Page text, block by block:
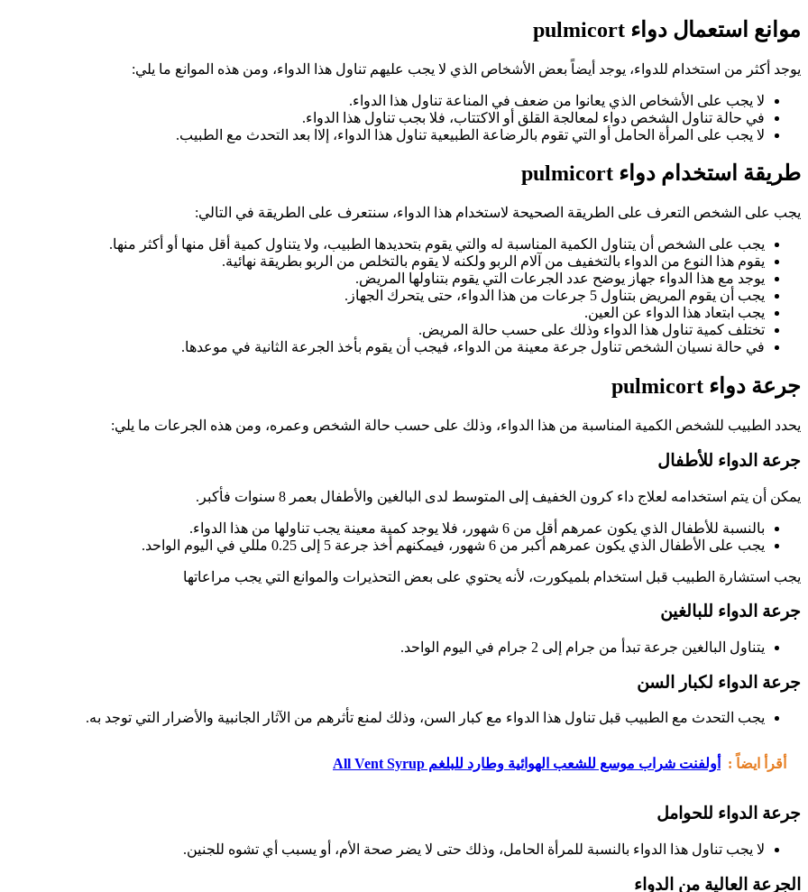
موانع استعمال دواء pulmicort
يوجد أكثر من استخدام للدواء، يوجد أيضاً بعض الأشخاص الذي لا يجب عليهم تناول هذا الدواء، ومن هذه الموانع ما يلي:
لا يجب على الأشخاص الذي يعانوا من ضعف في المناعة تناول هذا الدواء.
في حالة تناول الشخص دواء لمعالجة القلق أو الاكتتاب، فلا بجب تناول هذا الدواء.
لا يجب على المرأة الحامل أو التي تقوم بالرضاعة الطبيعية تناول هذا الدواء، إلاا بعد التحدث مع الطبيب.
طريقة استخدام دواء pulmicort
يجب على الشخص التعرف على الطريقة الصحيحة لاستخدام هذا الدواء، سنتعرف على الطريقة في التالي:
يجب على الشخص أن يتناول الكمية المناسبة له والتي يقوم بتحديدها الطبيب، ولا يتناول كمية أقل منها أو أكثر منها.
يقوم هذا النوع من الدواء بالتخفيف من آلام الربو ولكنه لا يقوم بالتخلص من الربو بطريقة نهائية.
يوجد مع هذا الدواء جهاز يوضح عدد الجرعات التي يقوم بتناولها المريض.
يجب أن يقوم المريض بتناول 5 جرعات من هذا الدواء، حتى يتحرك الجهاز.
يجب ابتعاد هذا الدواء عن العين.
تختلف كمية تناول هذا الدواء وذلك على حسب حالة المريض.
في حالة نسيان الشخص تناول جرعة معينة من الدواء، فيجب أن يقوم بأخذ الجرعة الثانية في موعدها.
جرعة دواء pulmicort
يحدد الطبيب للشخص الكمية المناسبة من هذا الدواء، وذلك على حسب حالة الشخص وعمره، ومن هذه الجرعات ما يلي:
جرعة الدواء للأطفال
يمكن أن يتم استخدامه لعلاج داء كرون الخفيف إلى المتوسط لدى البالغين والأطفال بعمر 8 سنوات فأكبر.
بالنسبة للأطفال الذي يكون عمرهم أقل من 6 شهور، فلا يوجد كمية معينة يجب تناولها من هذا الدواء.
يجب على الأطفال الذي يكون عمرهم أكبر من 6 شهور، فيمكنهم أخذ جرعة 5 إلى 0.25 مللي في اليوم الواحد.
يجب استشارة الطبيب قبل استخدام بلميكورت، لأنه يحتوي على بعض التحذيرات والموانع التي يجب مراعاتها
جرعة الدواء للبالغين
يتناول البالغين جرعة تبدأ من جرام إلى 2 جرام في اليوم الواحد.
جرعة الدواء لكبار السن
يجب التحدث مع الطبيب قبل تناول هذا الدواء مع كبار السن، وذلك لمنع تأثرهم من الآثار الجانبية والأضرار التي توجد به.
أقرأ ايضاً : أولفنت شراب موسع للشعب الهوائية وطارد للبلغم All Vent Syrup
جرعة الدواء للحوامل
لا يجب تناول هذا الدواء بالنسبة للمرأة الحامل، وذلك حتى لا يضر صحة الأم، أو يسبب أي تشوه للجنين.
الجرعة العالية من الدواء